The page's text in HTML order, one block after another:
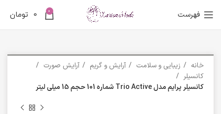
فهرست 0
0 تومان
خانه زیبایی و سلامت آرایش و گریم
آرایش صورت
کانسیلر
کانسیلر پرایم مدل Trio Active شماره 101 حجم 15 میلی لیتر